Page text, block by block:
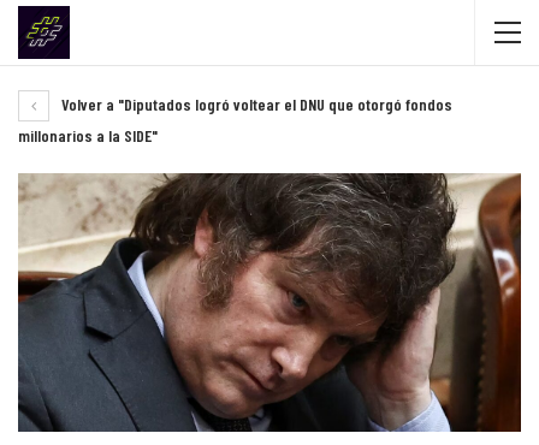
Volver a "Diputados logró voltear el DNU que otorgó fondos
millonarios a la SIDE"